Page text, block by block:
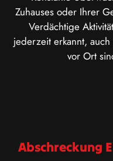
Zuhauses oder Ihrer
Verdächtige
jederzeit erkannt,
vor Ort
Abschreckung